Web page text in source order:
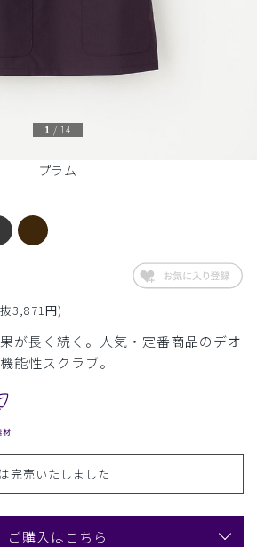
プラム
1 / 14
3,871円)
が長く続く。人気・定番商品のデオ
能性スクラブ。
完売いたしました
ご購入はこちら